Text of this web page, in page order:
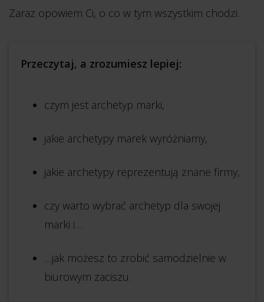
Zaraz opowiem Ci, o co w tym wszystkim chodzi.
Przeczytaj, a zrozumiesz lepiej:
czym jest archetyp marki,
jakie archetypy marek wyróżniamy,
jakie archetypy reprezentują znane firmy,
czy warto wybrać archetyp dla swojej
marki i…
…jak możesz to zrobić samodzielnie w
biurowym zaciszu.